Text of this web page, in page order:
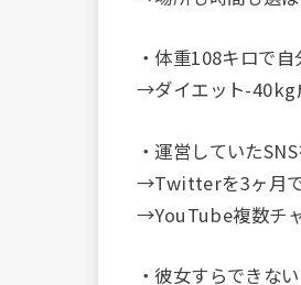
・体重108キロで
→ダイエット-40kg
・運営していた
→Twitterを3ヶ月
→YouTube複数チ
・彼女すらできない